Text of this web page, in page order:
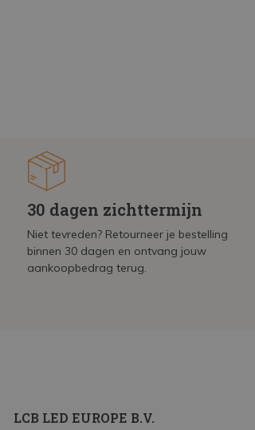
30 dagen zichttermijn
Niet tevreden? Retourneer je bestelling
binnen 30 dagen en ontvang jouw
aankoopbedrag terug.
LCB LED EUROPE B.V.